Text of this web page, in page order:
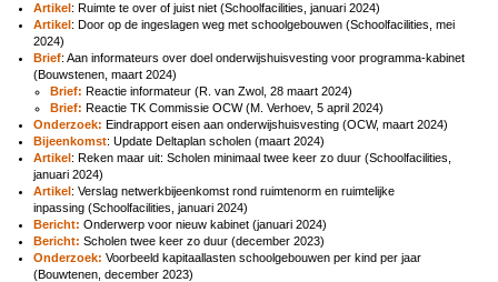
Artikel: Ruimte te over of juist niet (Schoolfacilities, januari 2024)
Artikel: Door op de ingeslagen weg met schoolgebouwen (Schoolfacilities, mei
2024)
Brief: Aan informateurs over doel onderwijshuisvesting voor programma-kabinet
(Bouwstenen, maart 2024)
Brief: Reactie informateur (R. van Zwol, 28 maart 2024)
Brief: Reactie TK Commissie OCW (M. Verhoev, 5 april 2024)
Onderzoek: Eindrapport eisen aan onderwijshuisvesting (OCW, maart 2024)
Bijeenkomst: Update Deltaplan scholen (maart 2024)
Artikel: Reken maar uit: Scholen minimaal twee keer zo duur (Schoolfacilities,
januari 2024)
Artikel: Verslag netwerkbijeenkomst rond ruimtenorm en ruimtelijke
inpassing (Schoolfacilities, januari 2024)
Bericht: Onderwerp voor nieuw kabinet (januari 2024)
Bericht: Scholen twee keer zo duur (december 2023)
Onderzoek: Voorbeeld kapitaallasten schoolgebouwen per kind per jaar
(Bouwtenen, december 2023)